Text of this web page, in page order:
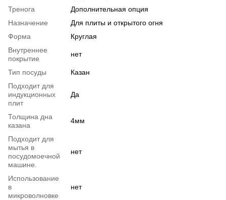
Тренога
Дополнительная опция
Назначение
Для плиты и открытого огня
Форма
Круглая
Внутреннее
покрытие
нет
Тип посуды
Казан
Подходит для
индукционных
плит
Да
Толщина дна
казана
4мм
Подходит для
мытья в
посудомоечной
машине.
нет
Использование
в
микроволновке
нет